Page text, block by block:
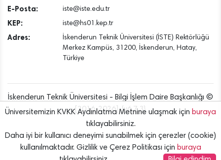
E-Posta: iste@iste.edu.tr
KEP: iste@hs01.kep.tr
Adres:
İskenderun Teknik Üniversitesi (İSTE) Rektörlüğü
Merkez Kampüs, 31200, İskenderun, Hatay,
Türkiye
İskenderun Teknik Üniversitesi - Bilgi İşlem Daire Başkanlığı ©
[2016..2026] {v6.7.3}
Üniversitemizin KVKK Aydınlatma Metnine ulaşmak için buraya
tıklayabilirsiniz.
Daha iyi bir kullanıcı deneyimi sunabilmek için çerezler (cookie)
kullanılmaktadır. Gizlilik ve Çerez Politikası için buraya